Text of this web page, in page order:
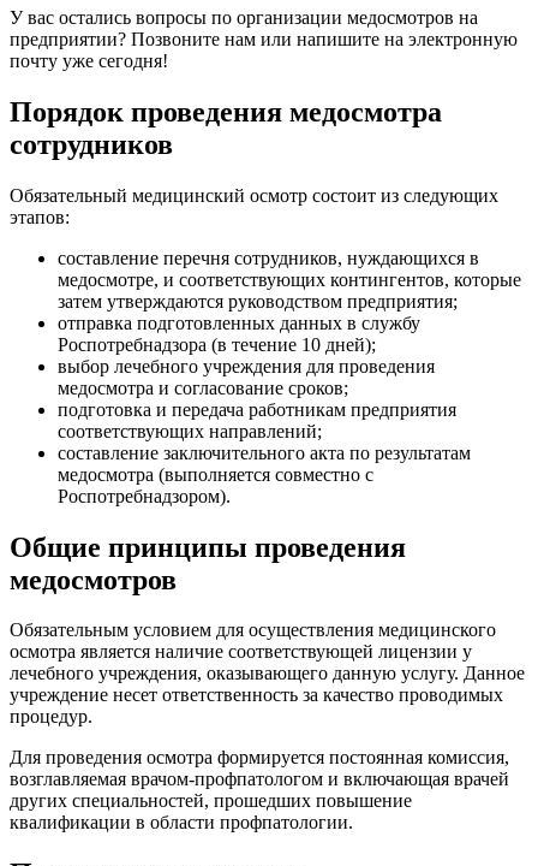
У вас остались вопросы по организации медосмотров на
предприятии? Позвоните нам или напишите на электронную
почту уже сегодня!
Порядок проведения медосмотра
сотрудников
Обязательный медицинский осмотр состоит из следующих
этапов:
составление перечня сотрудников, нуждающихся в
медосмотре, и соответствующих контингентов, которые
затем утверждаются руководством предприятия;
отправка подготовленных данных в службу
Роспотребнадзора (в течение 10 дней);
выбор лечебного учреждения для проведения
медосмотра и согласование сроков;
подготовка и передача работникам предприятия
соответствующих направлений;
составление заключительного акта по результатам
медосмотра (выполняется совместно с
Роспотребнадзором).
Общие принципы проведения
медосмотров
Обязательным условием для осуществления медицинского
осмотра является наличие соответствующей лицензии у
лечебного учреждения, оказывающего данную услугу. Данное
учреждение несет ответственность за качество проводимых
процедур.
Для проведения осмотра формируется постоянная комиссия,
возглавляемая врачом-профпатологом и включающая врачей
других специальностей, прошедших повышение
квалификации в области профпатологии.